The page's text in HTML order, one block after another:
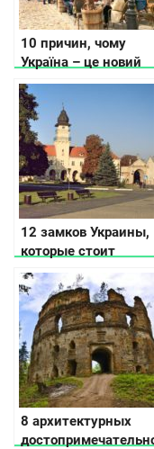
10 причин, чому
Україна – це новий
туристичний тренд
12 замков Украины,
которые стоит
посетить каждому
8 архитектурных